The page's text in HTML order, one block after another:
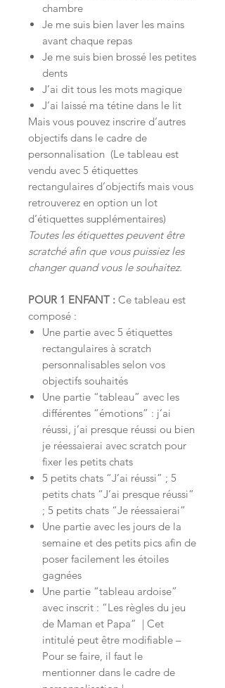
chambre
Je me suis bien laver les mains
avant chaque repas
Je me suis bien brossé les petites
dents
J’ai dit tous les mots magique
J’ai laissé ma tétine dans le lit
Mais vous pouvez inscrire d’autres
objectifs dans le cadre de
personnalisation (Le tableau est
vendu avec 5 étiquettes
rectangulaires d’objectifs mais vous
retrouverez en option un lot
d’étiquettes supplémentaires)
Toutes les étiquettes peuvent être
scratché afin que vous puissiez les
changer quand vous le souhaitez.
POUR 1 ENFANT : Ce tableau est
composé :
Une partie avec 5 étiquettes
rectangulaires à scratch
personnalisables selon vos
objectifs souhaités
Une partie “tableau” avec les
différentes “émotions” : j’ai
réussi, j’ai presque réussi ou bien
je réessaierai avec scratch pour
fixer les petits chats
5 petits chats “J’ai réussi” ; 5
petits chats “J’ai presque réussi”
; 5 petits chats “Je réessaierai”
Une partie avec les jours de la
semaine et des petits pics afin de
poser facilement les étoiles
gagnées
Une partie “tableau ardoise”
avec inscrit : “Les règles du jeu
de Maman et Papa” | Cet
intitulé peut être modifiable –
Pour se faire, il faut le
mentionner dans le cadre de